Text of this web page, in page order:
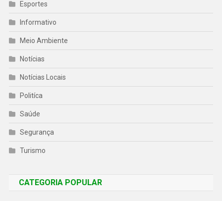
Esportes
Informativo
Meio Ambiente
Notícias
Notícias Locais
Politíca
Saúde
Segurança
Turismo
CATEGORIA POPULAR